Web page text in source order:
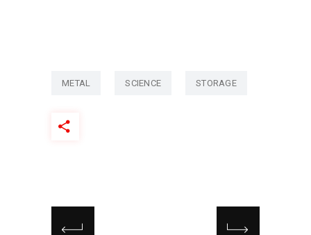
METAL SCIENCE STORAGE